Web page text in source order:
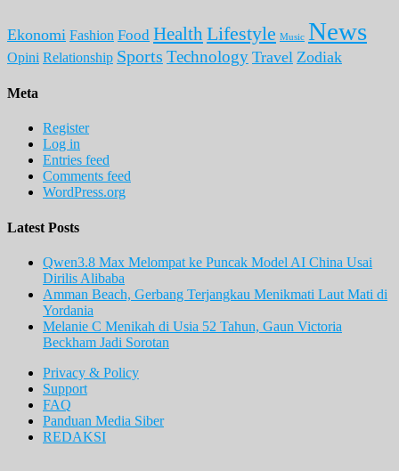
Ekonomi Fashion Food Health Lifestyle Music News
Opini Relationship Sports Technology Travel Zodiak
Meta
Register
Log in
Entries feed
Comments feed
WordPress.org
Latest Posts
Qwen3.8 Max Melompat ke Puncak Model AI China Usai
Dirilis Alibaba
Amman Beach, Gerbang Terjangkau Menikmati Laut Mati di
Yordania
Melanie C Menikah di Usia 52 Tahun, Gaun Victoria
Beckham Jadi Sorotan
Privacy & Policy
Support
FAQ
Panduan Media Siber
REDAKSI